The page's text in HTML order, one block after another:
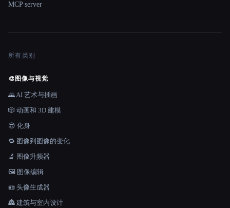
MCP server
所有类别
🎨 图像与视觉
🌄 AI 艺术与插画
🎲 动画和 3D 建模
😎 化身
🔁 图像到图像的变化
🔬 图像升频器
🖼️ 图像编辑
🪪 头像生成器
🏯 建筑与室内设计